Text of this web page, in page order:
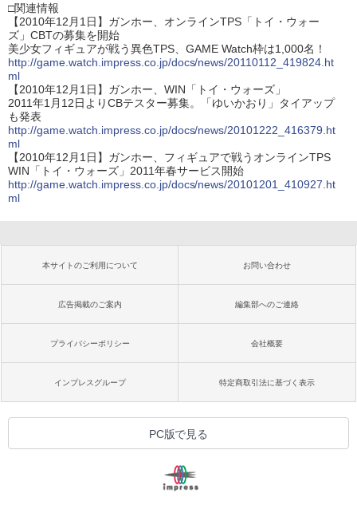
□関連情報
【2010年12月1日】ガンホー、オンラインTPS「トイ・ウォー
ズ」CBTの募集を開始
美少女フィギュアが戦う異色TPS、GAME Watch枠は1,000名！
http://game.watch.impress.co.jp/docs/news/20110112_419824.ht
ml
【2010年12月1日】ガンホー、WIN「トイ・ウォーズ」
2011年1月12日よりCBテスター募集。「ゆいかおり」タイアップ
も発表
http://game.watch.impress.co.jp/docs/news/20101222_416379.ht
ml
【2010年12月1日】ガンホー、フィギュアで戦うオンラインTPS
WIN「トイ・ウォーズ」2011年春サービス開始
http://game.watch.impress.co.jp/docs/news/20101201_410927.ht
ml
本サイトのご利用について お問い合わせ
広告掲載のご案内 編集部へのご連絡
プライバシーポリシー 会社概要
インプレスグループ 特定商取引法に基づく表示
PC版で見る